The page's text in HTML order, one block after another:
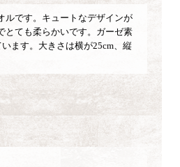
ルです。キュートなデザインが
とても柔らかいです。ガーゼ素
ます。大きさは横が25cm、縦